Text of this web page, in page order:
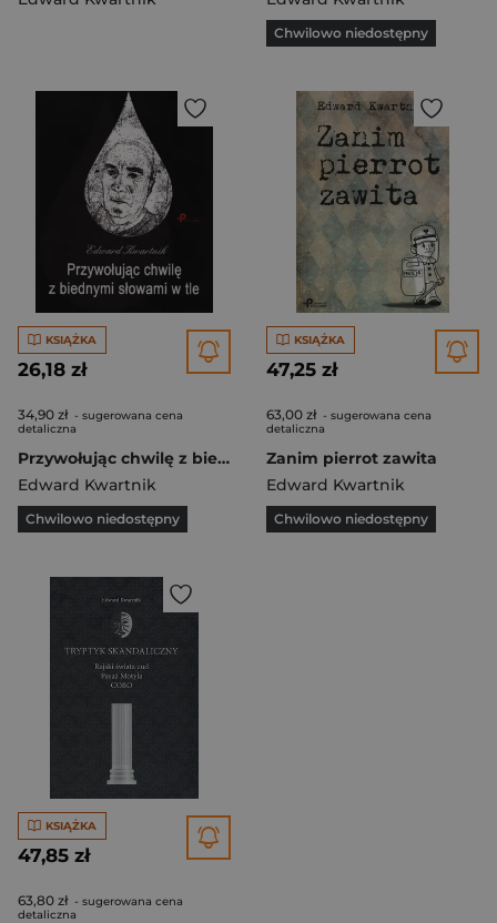
Chwilowo niedostępny
KSIĄŻKA
26,18 zł
34,90 zł - sugerowana cena
detaliczna
Przywołując chwilę z biednymi słowami w tle
Edward Kwartnik
Chwilowo niedostępny
KSIĄŻKA
47,25 zł
63,00 zł - sugerowana cena
detaliczna
Zanim pierrot zawita
Edward Kwartnik
Chwilowo niedostępny
KSIĄŻKA
47,85 zł
63,80 zł - sugerowana cena
detaliczna